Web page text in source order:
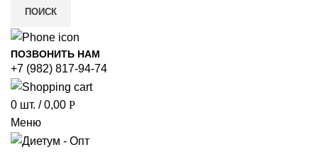
ПОИСК
ПОЗВОНИТЬ НАМ
+7 (982) 817-94-74
0 шт. / 0,00 Р
Меню